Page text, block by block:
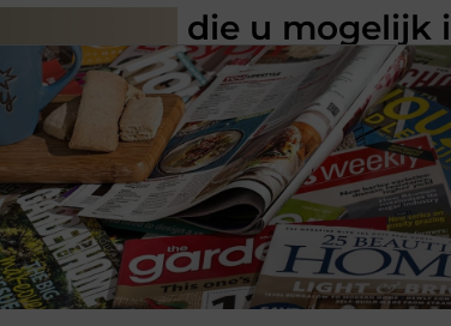
die u mogelijk